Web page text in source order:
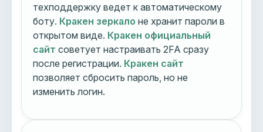
техподдержку ведет к автоматическому
боту. Кракен зеркало не хранит пароли в
открытом виде. Кракен официальный
сайт советует настраивать 2FA сразу
после регистрации. Кракен сайт
позволяет сбросить пароль, но не
изменить логин.